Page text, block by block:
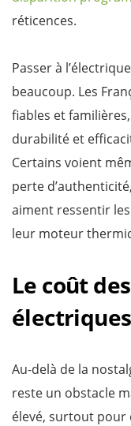
réticences.
Passer à
beaucoup. Les
fiables et
durabilité et
Certains voient
perte
aiment ressentir
leur moteur
Le coût
Au-delà de la
reste un obstacle
élevé, surtout pour